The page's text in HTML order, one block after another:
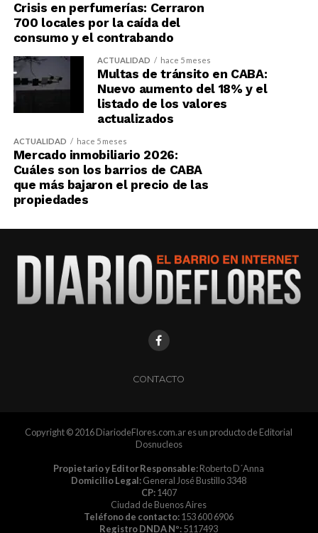
Crisis en perfumerías: Cerraron
700 locales por la caída del
consumo y el contrabando
ACTUALIDAD hace 5 meses
Multas de tránsito en CABA:
Nuevo aumento del 18% y el
listado de los valores
actualizados
ACTUALIDAD hace 5 meses
Mercado inmobiliario 2026:
Cuáles son los barrios de CABA
que más bajaron el precio de las
propiedades
CONTACTO
Copyright © 2016 DiariodeFlores.com.ar es un producto de Editorial
Dosnucleos
Propietario y Editor Responsable:Roberto D´Anna
Domicilio Legal:General José Bustillo 3348
CP:1407
Ciudad de Buenos Aires
Teléfono de contacto:153 600 6906
Registro DNDA Nº:5117493